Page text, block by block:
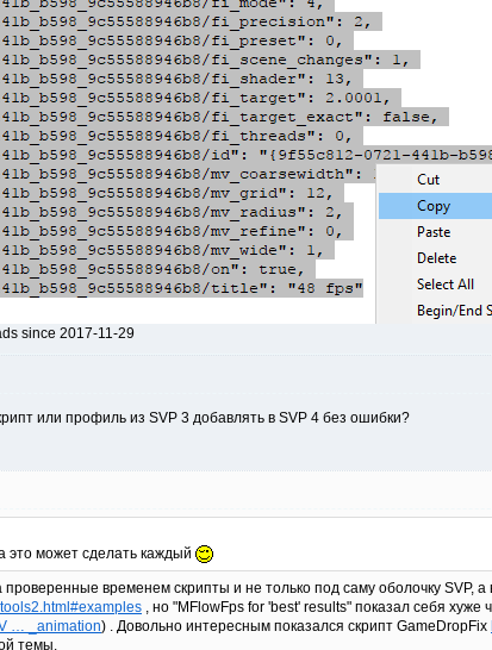
since 2017-11-29
или профиль из SVP 3 добавлять в SVP 4 без ошибки?
это может сделать каждый
временем скрипты и не только под саму оболочку
, но "MFlowFps for 'best' results" показал себя
… _animation) . Довольно интересным показался скрипт GameDropFix
темы.